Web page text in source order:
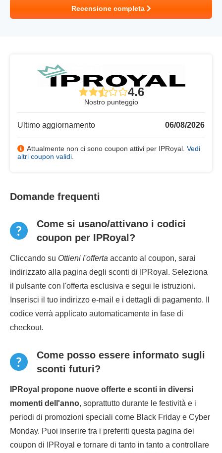
Recensione completa
4.6
Nostro punteggio
Ultimo aggiornamento 06/08/2026
Attualmente non ci sono coupon attivi per IPRoyal. Vedi
altri coupon validi
Domande frequenti
Come si usano/attivano i codici
coupon per IPRoyal?
Cliccando su Ottieni l'offerta accanto al coupon, sarai
indirizzato alla pagina degli sconti di IPRoyal. Seleziona
il pulsante con l'offerta esclusiva e segui le istruzioni.
Inserisci il tuo indirizzo e-mail e i dettagli di pagamento. Il
codice verrà applicato automaticamente in fase di
checkout.
Come posso essere informato sugli
sconti futuri?
IPRoyal propone nuove offerte e sconti in diversi
momenti dell'anno, soprattutto durante le festività e i
periodi di promozioni speciali come Black Friday e Cyber
Monday. Puoi inserire tra i preferiti questa pagina dei
coupon di IPRoyal e tornare di tanto in tanto a controllare